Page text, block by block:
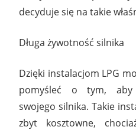
decyduje się na takie
Długa żywotność silnika
Dzięki instalacjom LPG
pomyśleć o tym, aby
swojego silnika. Takie
zbyt kosztowne,